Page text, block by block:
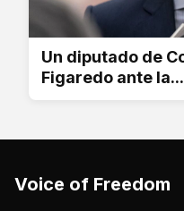
Un diputado de
Figaredo ante la...
Voice of Freedom